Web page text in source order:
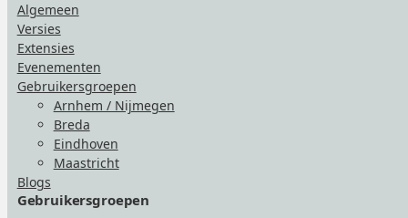
Algemeen
Versies
Extensies
Evenementen
Gebruikersgroepen
Arnhem / Nijmegen
Breda
Eindhoven
Maastricht
Blogs
Gebruikersgroepen